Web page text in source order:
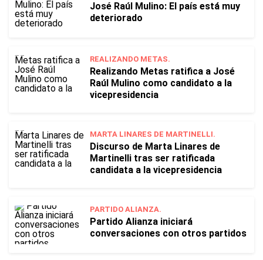
José Raúl Mulino: El país está muy
deteriorado
REALIZANDO METAS.
Realizando Metas ratifica a José
Raúl Mulino como candidato a la
vicepresidencia
MARTA LINARES DE MARTINELLI.
Discurso de Marta Linares de
Martinelli tras ser ratificada
candidata a la vicepresidencia
PARTIDO ALIANZA.
Partido Alianza iniciará
conversaciones con otros partidos